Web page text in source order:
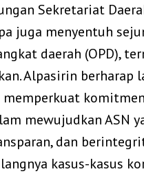
Sekretariat
juga menyentuh
daerah (OPD),
Alpasirin berharap
komitmen
mewujudkan ASN
dan
kasus-kasus